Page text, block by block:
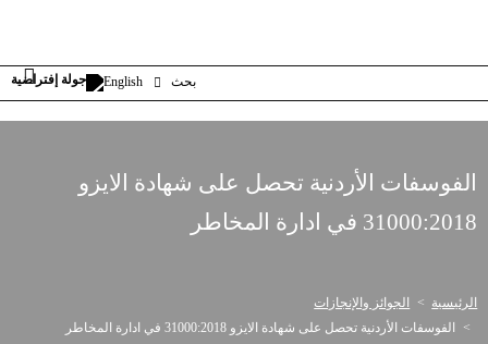
بحث English
الفوسفات الأردنية تحصل على شهادة الايزو
31000:2018 في ادارة المخاطر
الرئيسية
الجوائز والإنجازات
الفوسفات الأردنية تحصل على شهادة الايزو 31000:2018 في ادارة المخاطر